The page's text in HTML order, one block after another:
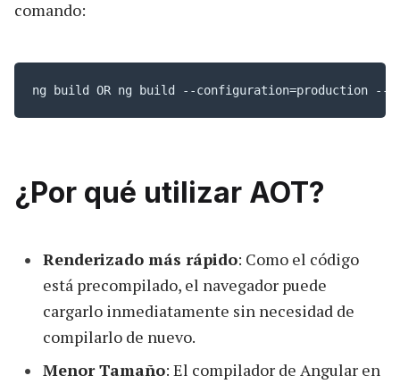
comando:
ng build OR ng build --configuration=production --
¿Por qué utilizar AOT?
Renderizado más rápido: Como el código
está precompilado, el navegador puede
cargarlo inmediatamente sin necesidad de
compilarlo de nuevo.
Menor Tamaño: El compilador de Angular en